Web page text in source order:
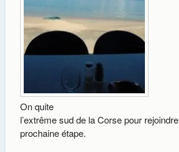
On quite
l’extrême sud de la Corse pour rejoindre
prochaine étape.